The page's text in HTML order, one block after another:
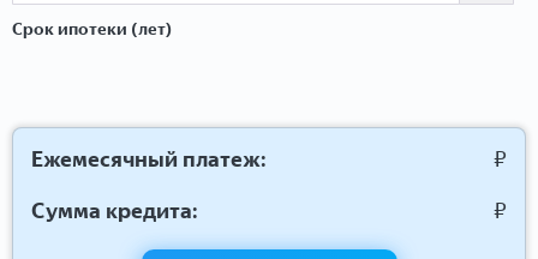
Срок ипотеки (лет)
Ежемесячный платеж:
₽
Сумма кредита:
₽